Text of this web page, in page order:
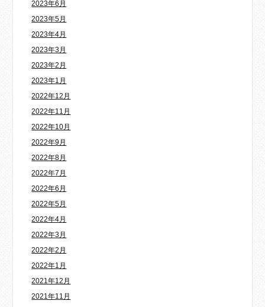
2023年6月
2023年5月
2023年4月
2023年3月
2023年2月
2023年1月
2022年12月
2022年11月
2022年10月
2022年9月
2022年8月
2022年7月
2022年6月
2022年5月
2022年4月
2022年3月
2022年2月
2022年1月
2021年12月
2021年11月